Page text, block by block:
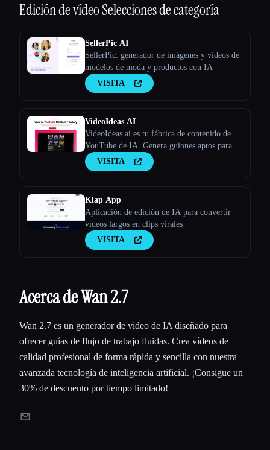
Edición de vídeoSelecciones de categoría
SellerPic AI
SellerPic: generador de imágenes y vídeos de
modelos de moda y productos con IA
VISITA
VideoIdeas AI
VideoIdeas.ai es tu fábrica de contenido de
YouTube de IA. Genera guiones aptos para
hacer virus, nuevas ideas de vídeo y contenido
atractivo en cuestión de minutos.
VISITA
Klap App
Aplicación de edición de IA para convertir
vídeos largos en clips virales
VISITA
Acerca de Wan 2.7
Wan 2.7 es un generador de vídeo de IA diseñado para
ofrecer guías de flujo de trabajo fluidas. Crea vídeos de
calidad profesional de forma rápida y sencilla con nuestra
avanzada tecnología de inteligencia artificial. ¡Consigue un
30% de descuento por tiempo limitado!